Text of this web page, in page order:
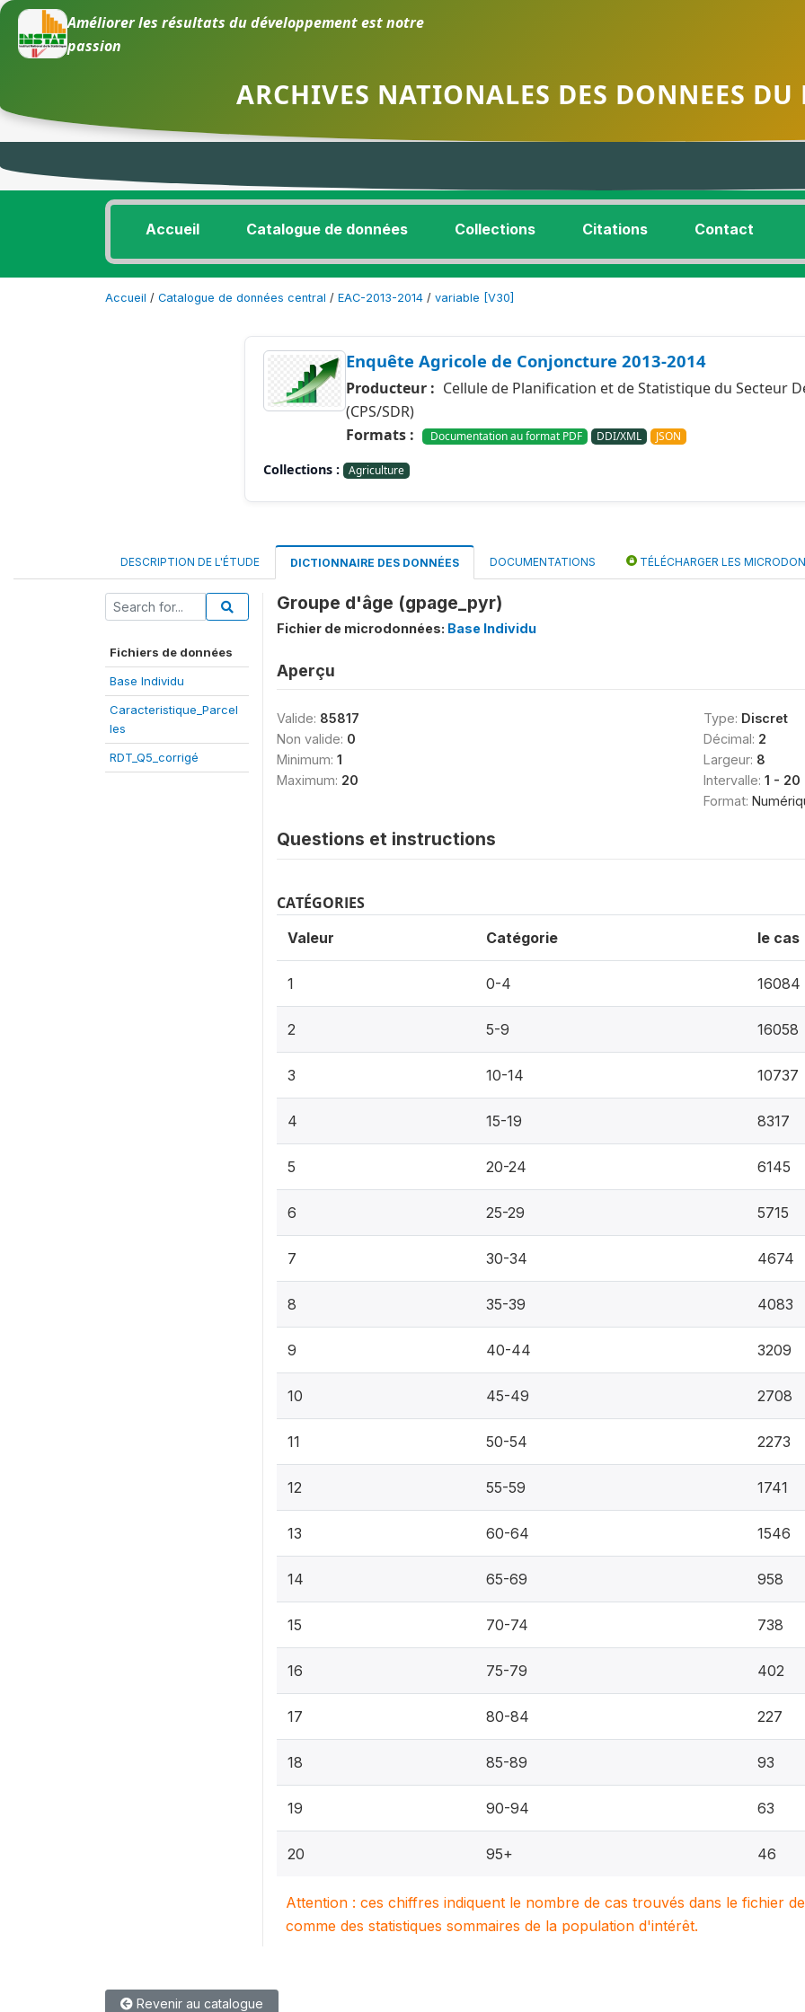
Améliorer les résultats du développement est notre
passion
ARCHIVES NATIONALES DES DONNEES
Accueil Catalogue de données Collections Citations Contact
Accueil / Catalogue de données central / EAC-2013-2014 / variable [V30]
Enquête Agricole de Conjoncture 2013-2014
Producteur : Cellule de Planification et de Statistique du Secteur
(CPS/SDR)
Formats :
Documentation au format PDF DDI/XML JSON
Collections : Agriculture
DESCRIPTION DE L'ÉTUDE DICTIONNAIRE DES DONNÉES DOCUMENTATIONS TÉLÉCHARGER LES
Fichiers de données
Base Individu
Caracteristique_Parcel
les
RDT_Q5_corrigé
Groupe d'âge (gpage_pyr)
Fichier de microdonnées: Base Individu
Aperçu
Valide: 85817
Non valide: 0
Minimum: 1
Maximum: 20
Type: Discret
Décimal: 2
Largeur: 8
Intervalle: 1 - 20
Format:
Questions et instructions
CATÉGORIES
Valeur Catégorie le cas
1 0-4 16084
2 5-9 16058
3 10-14 10737
4 15-19 8317
5 20-24 6145
6 25-29 5715
7 30-34 4674
8 35-39 4083
9 40-44 3209
10 45-49 2708
11 50-54 2273
12 55-59 1741
13 60-64 1546
14 65-69 958
15 70-74 738
16 75-79 402
17 80-84 227
18 85-89 93
19 90-94 63
20 95+ 46
Attention : ces chiffres indiquent le nombre de cas trouvés dans le fichier
comme des statistiques sommaires de la population d'intérêt.
Revenir au catalogue